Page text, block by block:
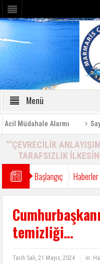
Menü
Alarmı
'''ÇEVRECİLİK
TARAFSIZLIK
Başlangıç Haberler
temizliği…
Tarih:Salı, 21 Mayıs, 2024 in: